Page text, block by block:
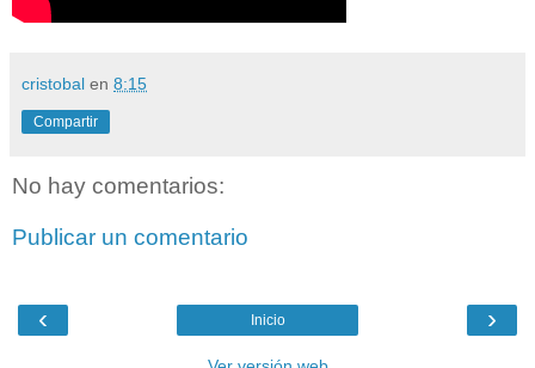
cristobal en 8:15
Compartir
No hay comentarios:
Publicar un comentario
‹ ›
Inicio